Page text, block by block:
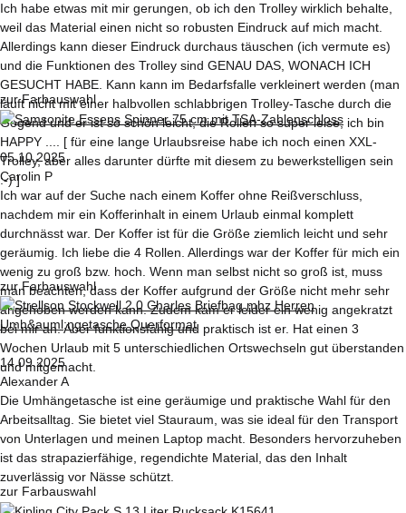
Ich habe etwas mit mir gerungen, ob ich den Trolley wirklich behalte,
weil das Material einen nicht so robusten Eindruck auf mich macht.
Allerdings kann dieser Eindruck durchaus täuschen (ich vermute es)
und die Funktionen des Trolley sind GENAU DAS, WONACH ICH
GESUCHT HABE. Kann kann im Bedarfsfalle verkleinert werden (man
läuft nicht mit einer halbvollen schlabbrigen Trolley-Tasche durch die
Gegend und er ist so schön leicht, die Rollen so super leise, ich bin
HAPPY .... [ für eine lange Urlaubsreise habe ich noch einen XXL-
Trolley, aber alles darunter dürfte mit diesem zu bewerkstelligen sein
:-) ]
zur Farbauswahl
05.10.2025
Carolin P
Ich war auf der Suche nach einem Koffer ohne Reißverschluss,
nachdem mir ein Kofferinhalt in einem Urlaub einmal komplett
durchnässt war. Der Koffer ist für die Größe ziemlich leicht und sehr
geräumig. Ich liebe die 4 Rollen. Allerdings war der Koffer für mich ein
wenig zu groß bzw. hoch. Wenn man selbst nicht so groß ist, muss
man beachten, dass der Koffer aufgrund der Größe nicht mehr sehr
angehoben werden kann. Zudem kam er leider ein wenig angekratzt
bei mir an. Aber funktionsfähig und praktisch ist er. Hat einen 3
Wochen Urlaub mit 5 unterschiedlichen Ortswechseln gut überstanden
und mitgemacht.
zur Farbauswahl
14.09.2025
Alexander A
Die Umhängetasche ist eine geräumige und praktische Wahl für den
Arbeitsalltag. Sie bietet viel Stauraum, was sie ideal für den Transport
von Unterlagen und meinen Laptop macht. Besonders hervorzuheben
ist das strapazierfähige, regendichte Material, das den Inhalt
zuverlässig vor Nässe schützt.
zur Farbauswahl